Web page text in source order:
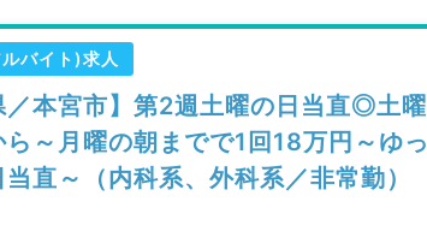
バイト)求人
／本宮市】第2週土曜の日当直◎土曜
～月曜の朝までで1回18万円～ゆっ
直～（内科系、外科系／非常勤）